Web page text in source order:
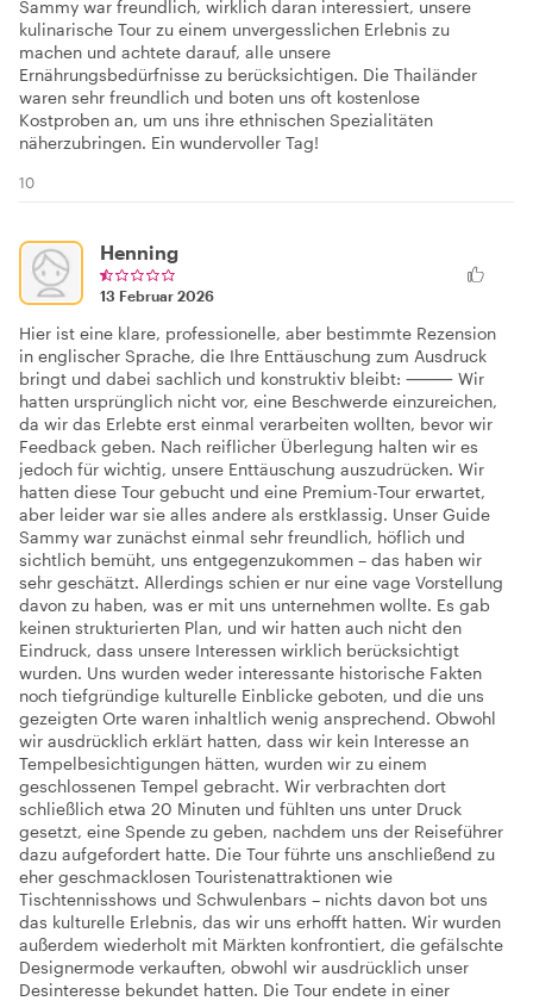
Sammy war freundlich, wirklich daran interessiert, unsere
kulinarische Tour zu einem unvergesslichen Erlebnis zu
machen und achtete darauf, alle unsere
Ernährungsbedürfnisse zu berücksichtigen. Die Thailänder
waren sehr freundlich und boten uns oft kostenlose
Kostproben an, um uns ihre ethnischen Spezialitäten
näherzubringen. Ein wundervoller Tag!
10
Henning
13 Februar 2026
Hier ist eine klare, professionelle, aber bestimmte Rezension
in englischer Sprache, die Ihre Enttäuschung zum Ausdruck
bringt und dabei sachlich und konstruktiv bleibt: ⸻ Wir
hatten ursprünglich nicht vor, eine Beschwerde einzureichen,
da wir das Erlebte erst einmal verarbeiten wollten, bevor wir
Feedback geben. Nach reiflicher Überlegung halten wir es
jedoch für wichtig, unsere Enttäuschung auszudrücken. Wir
hatten diese Tour gebucht und eine Premium-Tour erwartet,
aber leider war sie alles andere als erstklassig. Unser Guide
Sammy war zunächst einmal sehr freundlich, höflich und
sichtlich bemüht, uns entgegenzukommen – das haben wir
sehr geschätzt. Allerdings schien er nur eine vage Vorstellung
davon zu haben, was er mit uns unternehmen wollte. Es gab
keinen strukturierten Plan, und wir hatten auch nicht den
Eindruck, dass unsere Interessen wirklich berücksichtigt
wurden. Uns wurden weder interessante historische Fakten
noch tiefgründige kulturelle Einblicke geboten, und die uns
gezeigten Orte waren inhaltlich wenig ansprechend. Obwohl
wir ausdrücklich erklärt hatten, dass wir kein Interesse an
Tempelbesichtigungen hätten, wurden wir zu einem
geschlossenen Tempel gebracht. Wir verbrachten dort
schließlich etwa 20 Minuten und fühlten uns unter Druck
gesetzt, eine Spende zu geben, nachdem uns der Reiseführer
dazu aufgefordert hatte. Die Tour führte uns anschließend zu
eher geschmacklosen Touristenattraktionen wie
Tischtennisshows und Schwulenbars – nichts davon bot uns
das kulturelle Erlebnis, das wir uns erhofft hatten. Wir wurden
außerdem wiederholt mit Märkten konfrontiert, die gefälschte
Designermode verkauften, obwohl wir ausdrücklich unser
Desinteresse bekundet hatten. Die Tour endete in einer